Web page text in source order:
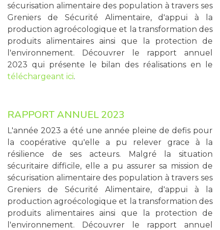
sécurisation alimentaire des population à travers ses
Greniers de Sécurité Alimentaire, d'appui à la
production agroécologique et la transformation des
produits alimentaires ainsi que la protection de
l'environnement. Découvrer le rapport annuel
2023 qui présente le bilan des réalisations en le
téléchargeant ici.
RAPPORT ANNUEL 2023
L'année 2023 a été une année pleine de defis pour
la coopérative qu'elle a pu relever grace à la
résilience de ses acteurs. Malgré la situation
sécuritaire difficile, elle a pu assurer sa mission de
sécurisation alimentaire des population à travers ses
Greniers de Sécurité Alimentaire, d'appui à la
production agroécologique et la transformation des
produits alimentaires ainsi que la protection de
l'environnement. Découvrer le rapport annuel